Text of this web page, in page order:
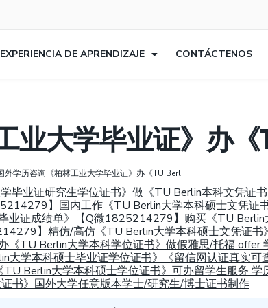
EXPERIENCIA DE APRENDIZAJE CONTÁCTENOS
业大学毕业证》办《
外学历咨询《柏林工业大学毕业证》办《TU Berl
毕业证研究生学位证书》做《TU Berlin本科文凭证
】国内工作《TU Berlin大学本科硕士文凭证
业证成绩单》【Q微1825214279】购买《TU
】精仿/高仿《TU Berlin大学本科硕士文凭证书
TU Berlin大学本科学位证书》做假雅思/托福 offer
学本科硕士毕业证学位证书》《留信网认证真实可
Berlin大学本科硕士学位证书》可办留学生服务 学
书》国外大学任意版本学士/研究生/博士证书制作